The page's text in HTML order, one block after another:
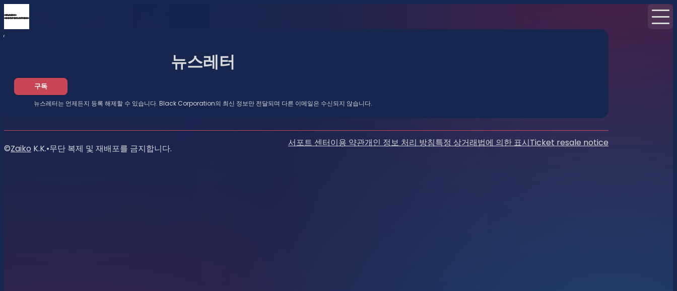
홈
뉴스레터
구독
뉴스레터는 언제든지 등록 해제할 수 있습니다. Black Corporation의 최신 정보만 전달되며 다른 이메일은 수신되지 않습니다.
서포트 센터이용 약관개인 정보 처리 방침특정 상거래법에 의한 표시Ticket resale notice
©Zaiko K.K.•무단 복제 및 재배포를 금지합니다.